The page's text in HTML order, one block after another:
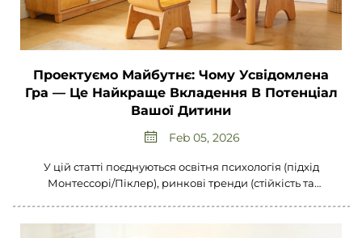
Проектуємо Майбутнє: Чому Усвідомлена
Гра — Це Найкраще Вкладення В Потенціал
Вашої Дитини
Feb 05, 2026
У цій статті поєднуються освітня психологія (підхід
Монтессорі/Піклер), ринкові тренди (стійкість та